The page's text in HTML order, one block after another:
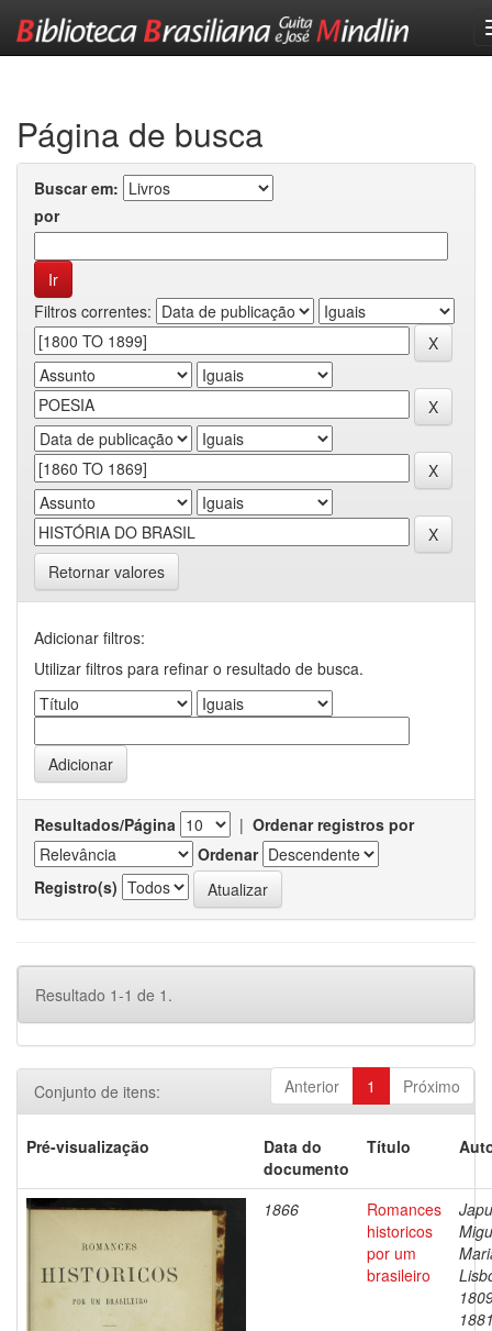
Página de busca
Buscar em:
por
Filtros correntes:
Retornar valores
Adicionar filtros:
Utilizar filtros para refinar o resultado de busca.
Resultados/Página | Ordenar registros por
Ordenar
Registro(s)
Resultado 1-1 de 1.
Anterior 1 Próximo
Conjunto de itens:
Pré-visualização
Data do
documento
Título
1866
Romances
historicos
por um
brasileiro